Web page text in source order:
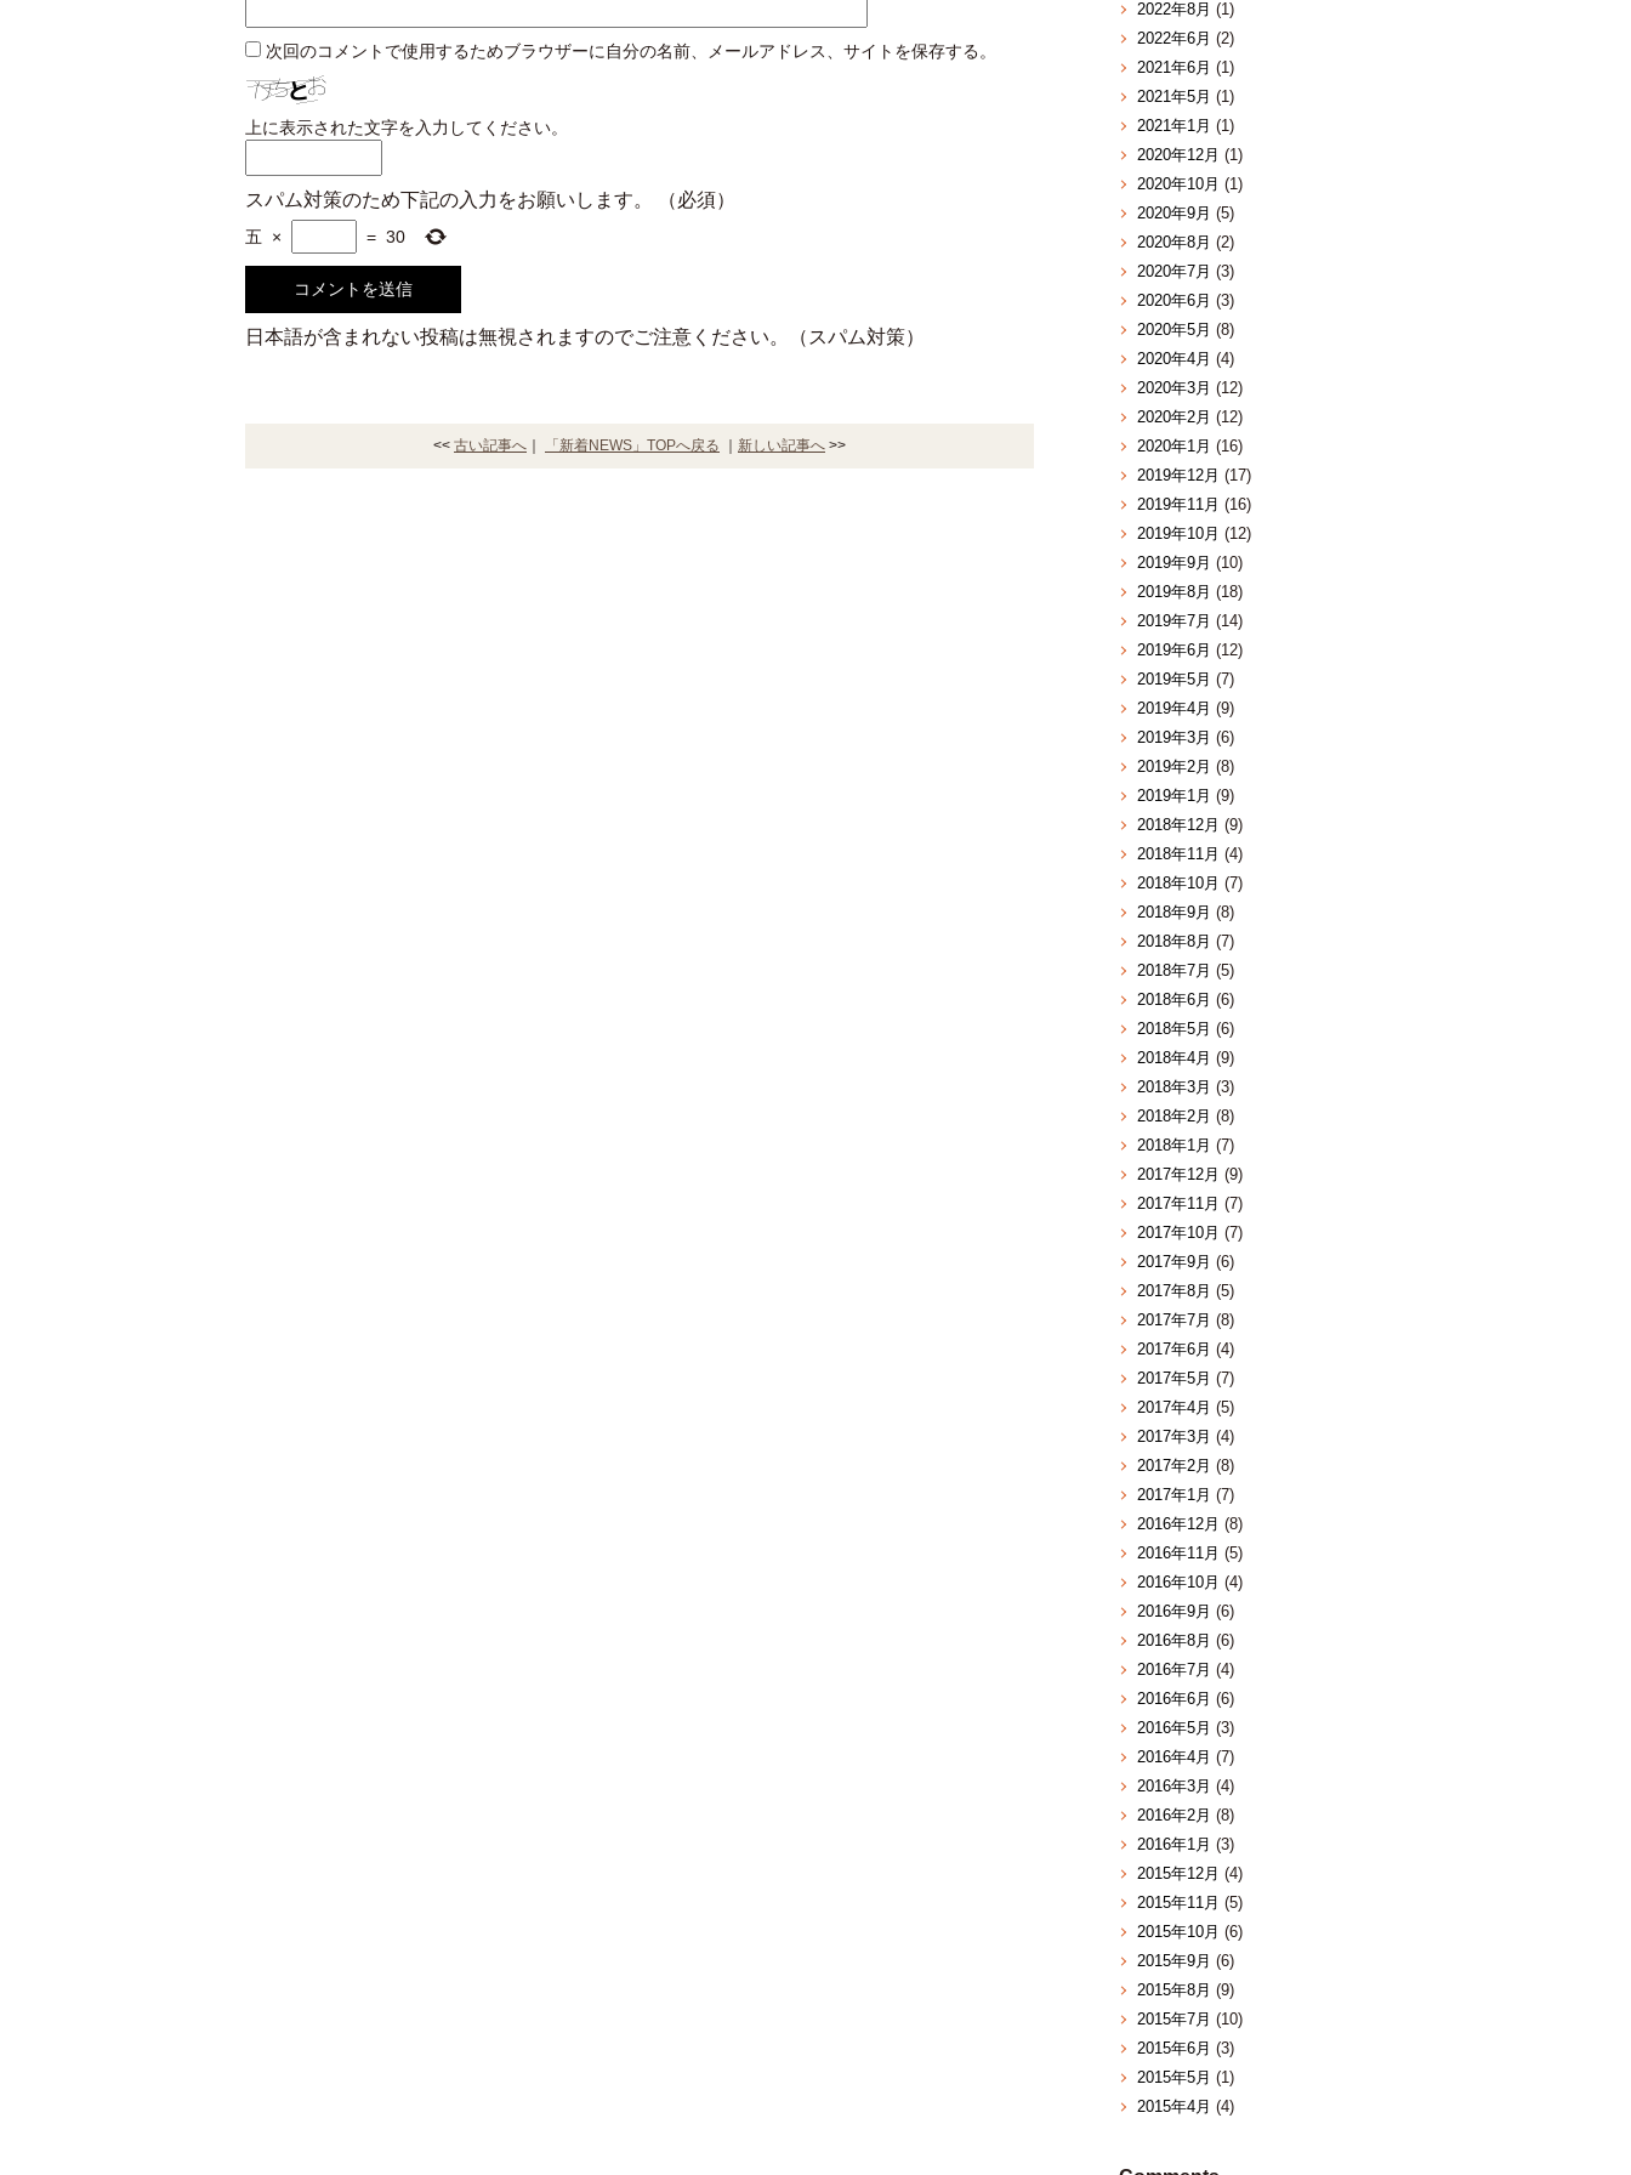
次回のコメントで使用するためブラウザーに自分の名前、メールアドレス、サイトを保存する。
上に表示された文字を入力してください。
スパム対策のため下記の入力をお願いします。 （必須）
五 × = 30
日本語が含まれない投稿は無視されますのでご注意ください。（スパム対策）
<< 古い記事へ 「新着NEWS」TOPへ戻る 新しい記事へ >>
2022年8月 (1)
2022年6月 (2)
2021年6月 (1)
2021年5月 (1)
2021年1月 (1)
2020年12月 (1)
2020年10月 (1)
2020年9月 (5)
2020年8月 (2)
2020年7月 (3)
2020年6月 (3)
2020年5月 (8)
2020年4月 (4)
2020年3月 (12)
2020年2月 (12)
2020年1月 (16)
2019年12月 (17)
2019年11月 (16)
2019年10月 (12)
2019年9月 (10)
2019年8月 (18)
2019年7月 (14)
2019年6月 (12)
2019年5月 (7)
2019年4月 (9)
2019年3月 (6)
2019年2月 (8)
2019年1月 (9)
2018年12月 (9)
2018年11月 (4)
2018年10月 (7)
2018年9月 (8)
2018年8月 (7)
2018年7月 (5)
2018年6月 (6)
2018年5月 (6)
2018年4月 (9)
2018年3月 (3)
2018年2月 (8)
2018年1月 (7)
2017年12月 (9)
2017年11月 (7)
2017年10月 (7)
2017年9月 (6)
2017年8月 (5)
2017年7月 (8)
2017年6月 (4)
2017年5月 (7)
2017年4月 (5)
2017年3月 (4)
2017年2月 (8)
2017年1月 (7)
2016年12月 (8)
2016年11月 (5)
2016年10月 (4)
2016年9月 (6)
2016年8月 (6)
2016年7月 (4)
2016年6月 (6)
2016年5月 (3)
2016年4月 (7)
2016年3月 (4)
2016年2月 (8)
2016年1月 (3)
2015年12月 (4)
2015年11月 (5)
2015年10月 (6)
2015年9月 (6)
2015年8月 (9)
2015年7月 (10)
2015年6月 (3)
2015年5月 (1)
2015年4月 (4)